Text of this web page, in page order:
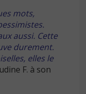
mots,
aussi. Cette
durement.
elles le
F. à son